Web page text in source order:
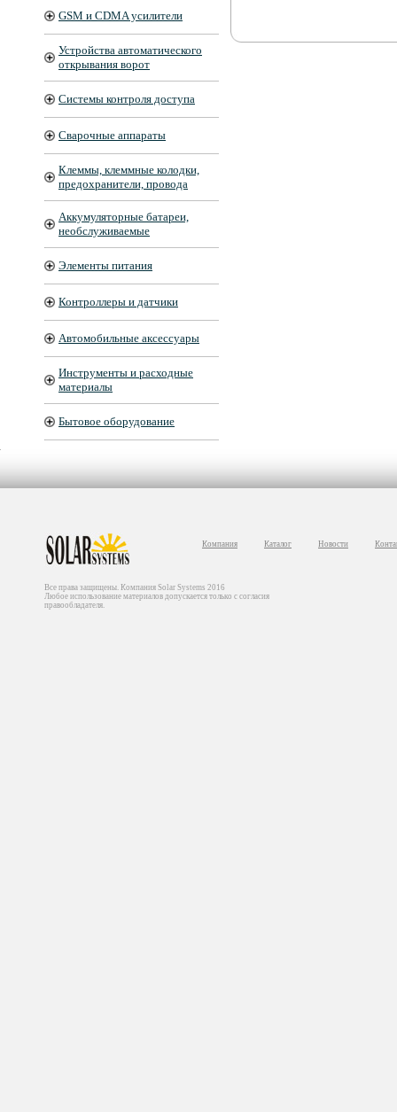
GSM и CDMA усилители
Устройства автоматического
открывания ворот
Системы контроля доступа
Сварочные аппараты
Клеммы, клеммные колодки,
предохранители, провода
Аккумуляторные батареи,
необслуживаемые
Элементы питания
Контроллеры и датчики
Автомобильные аксессуары
Инструменты и расходные
материалы
Бытовое оборудование
Компания Каталог Новости
Все права защищены. Компания Solar Systems 2016
Любое использование материалов допускается только с согласия
правообладателя.